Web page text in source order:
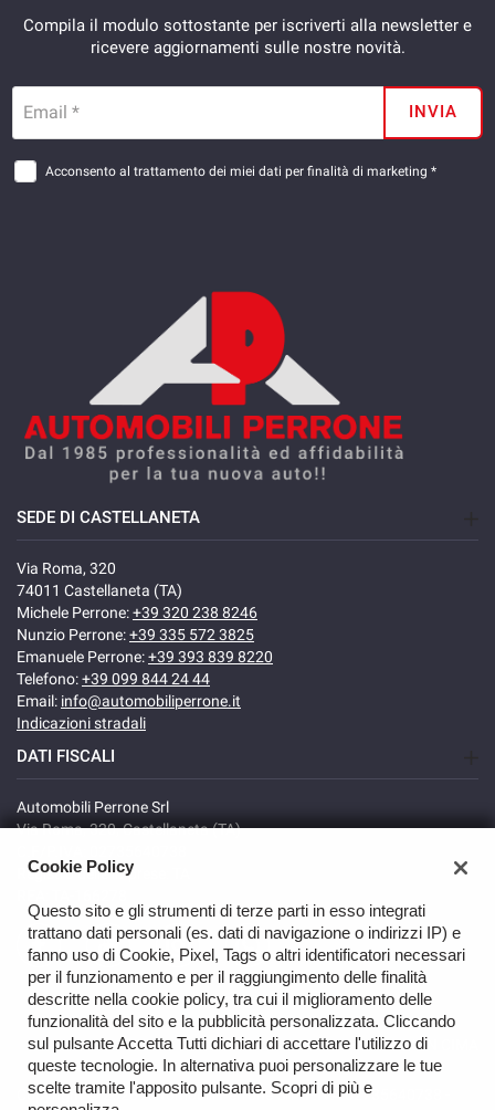
Compila il modulo sottostante per iscriverti alla newsletter e
ricevere aggiornamenti sulle nostre novità.
Email * INVIA
Acconsento al trattamento dei miei dati per finalità di marketing *
SEDE DI CASTELLANETA
Via Roma, 320
74011 Castellaneta (TA)
Michele Perrone:+39 320 238 8246
Nunzio Perrone:+39 335 572 3825
Emanuele Perrone:+39 393 839 8220
Telefono:+39 099 844 24 44
Email: info@automobiliperrone.it
Indicazioni stradali
DATI FISCALI
Automobili Perrone Srl
Via Roma, 320, Castellaneta (TA)
Registro delle imprese: TA
TORNA IN CIMA
Copyright © 2026 Automobili Perrone Srl - P.IVA 02735640738 -
Cookie Policy
Questo sito e gli strumenti di terze parti in esso integrati
trattano dati personali (es. dati di navigazione o indirizzi IP) e
fanno uso di Cookie, Pixel, Tags o altri identificatori necessari
per il funzionamento e per il raggiungimento delle finalità
descritte nella cookie policy, tra cui il miglioramento delle
funzionalità del sito e la pubblicità personalizzata. Cliccando
sul pulsante Accetta Tutti dichiari di accettare l'utilizzo di
queste tecnologie. In alternativa puoi personalizzare le tue
scelte tramite l'apposito pulsante. Scopri di più e